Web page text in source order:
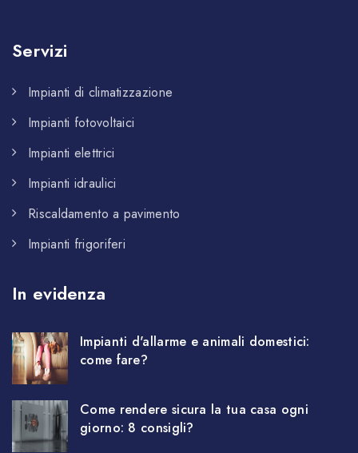
Servizi
Impianti di climatizzazione
Impianti fotovoltaici
Impianti elettrici
Impianti idraulici
Riscaldamento a pavimento
Impianti frigoriferi
In evidenza
Impianti d'allarme e animali domestici:
come fare?
Come rendere sicura la tua casa ogni
giorno: 8 consigli?